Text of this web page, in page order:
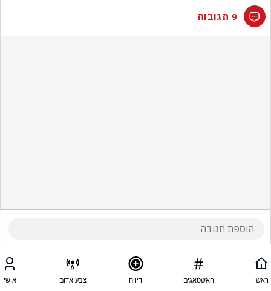
9 תגובות
ראשי האשטאגים דיווח צבע אדום אישי